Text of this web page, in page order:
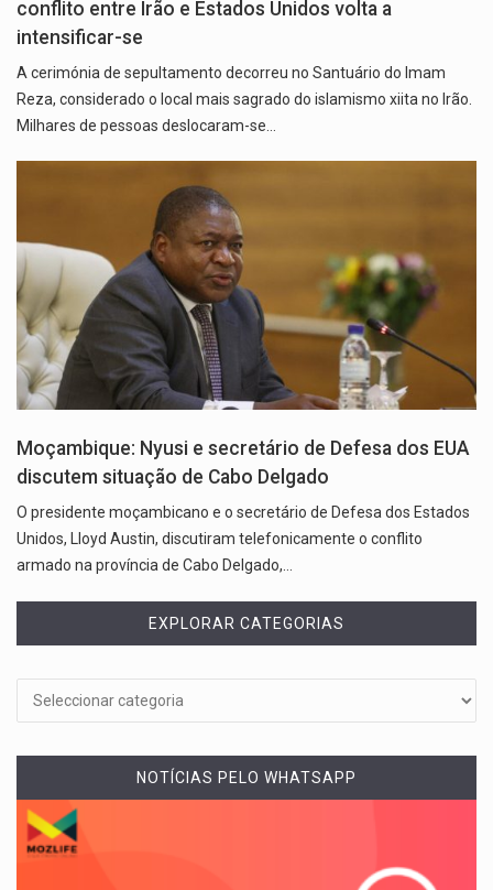
conflito entre Irão e Estados Unidos volta a
intensificar-se
A cerimónia de sepultamento decorreu no Santuário do Imam
Reza, considerado o local mais sagrado do islamismo xiita no Irão.
Milhares de pessoas deslocaram-se…
Moçambique: Nyusi e secretário de Defesa dos EUA
discutem situação de Cabo Delgado
O presidente moçambicano e o secretário de Defesa dos Estados
Unidos, Lloyd Austin, discutiram telefonicamente o conflito
armado na província de Cabo Delgado,…
EXPLORAR CATEGORIAS
NOTÍCIAS PELO WHATSAPP